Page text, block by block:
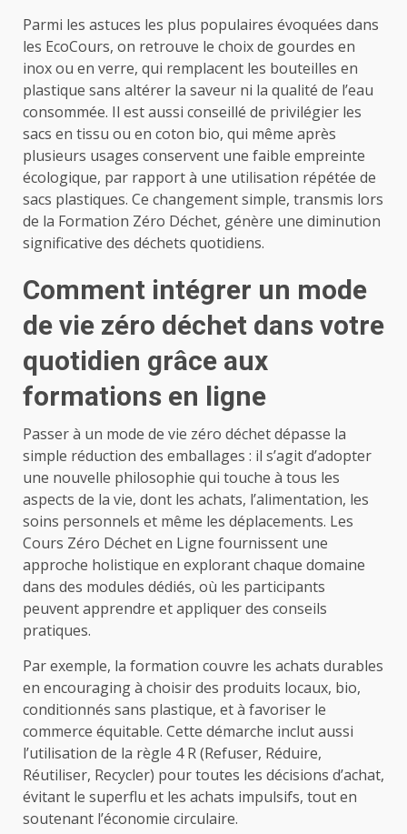
Parmi les astuces les plus populaires évoquées dans
les EcoCours, on retrouve le choix de gourdes en
inox ou en verre, qui remplacent les bouteilles en
plastique sans altérer la saveur ni la qualité de l’eau
consommée. Il est aussi conseillé de privilégier les
sacs en tissu ou en coton bio, qui même après
plusieurs usages conservent une faible empreinte
écologique, par rapport à une utilisation répétée de
sacs plastiques. Ce changement simple, transmis lors
de la Formation Zéro Déchet, génère une diminution
significative des déchets quotidiens.
Comment intégrer un mode
de vie zéro déchet dans votre
quotidien grâce aux
formations en ligne
Passer à un mode de vie zéro déchet dépasse la
simple réduction des emballages : il s’agit d’adopter
une nouvelle philosophie qui touche à tous les
aspects de la vie, dont les achats, l’alimentation, les
soins personnels et même les déplacements. Les
Cours Zéro Déchet en Ligne fournissent une
approche holistique en explorant chaque domaine
dans des modules dédiés, où les participants
peuvent apprendre et appliquer des conseils
pratiques.
Par exemple, la formation couvre les achats durables
en encouraging à choisir des produits locaux, bio,
conditionnés sans plastique, et à favoriser le
commerce équitable. Cette démarche inclut aussi
l’utilisation de la règle 4 R (Refuser, Réduire,
Réutiliser, Recycler) pour toutes les décisions d’achat,
évitant le superflu et les achats impulsifs, tout en
soutenant l’économie circulaire.